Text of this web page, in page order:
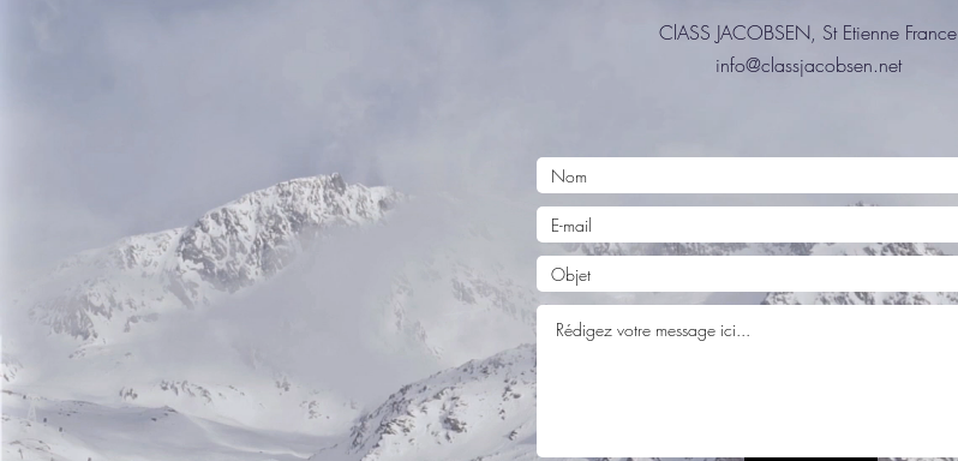
ClASS JACOBSEN, St Etienne France
info@classjacobsen.net